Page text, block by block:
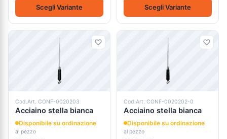
Scegli Variante Scegli Variante
Cod.Art. CONF-0020203
Acciaino stella bianca
Disponibile su ordinazione
al pezzo
Cod.Art. CONF-0020202-0
Acciaino stella bianca
Disponibile su ordinazione
al pezzo